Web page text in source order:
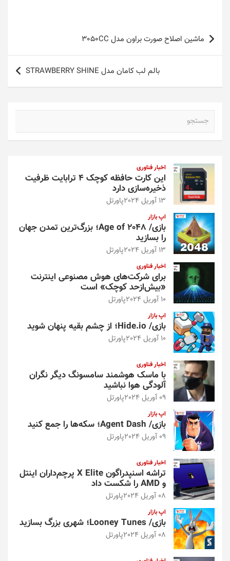
راهبری
نوشته
ماشین اصلاح صورت براون مدل 3050CC
بالم لب کامان مدل STRAWBERRY SHINE
اخبار فناوری
این کارت حافظه کوچک ۴ ترابایت ظرفیت
ذخیره‌سازی دارد
13 آوریل 2024 پاورتل
اپ بازار
بازی/ Age of 2048؛ بزرگ‌ترین تمدن جهان
را بسازید
13 آوریل 2024 پاورتل
اخبار فناوری
برای شرکت‌های هوش مصنوعی اینترنت
«بیش‌از‌حد کوچک» است
10 آوریل 2024 پاورتل
اپ بازار
بازی/ Hide.io؛ از چشم بقیه پنهان شوید
10 آوریل 2024 پاورتل
اخبار فناوری
با ماسک هوشمند سامسونگ دیگر نگران
آلودگی هوا نباشید
09 آوریل 2024 پاورتل
اپ بازار
بازی/ Agent Dash؛ سکه‌ها را جمع کنید
09 آوریل 2024 پاورتل
اخبار فناوری
تراشه اسنپدراگون X Elite پرچم‌داران اینتل
و AMD را شکست داد
08 آوریل 2024 پاورتل
اپ بازار
بازی/ Looney Tunes؛ شهری بزرگ بسازید
08 آوریل 2024 پاورتل